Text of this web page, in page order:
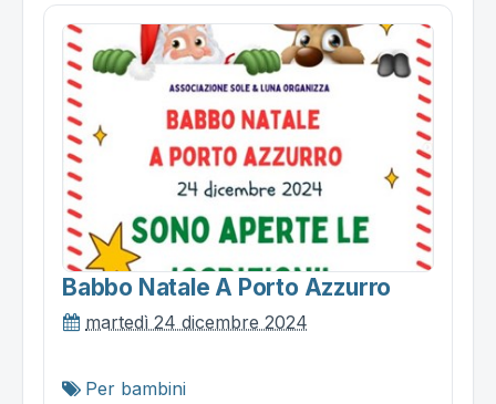
Babbo Natale A Porto Azzurro
martedì 24 dicembre 2024
Per bambini